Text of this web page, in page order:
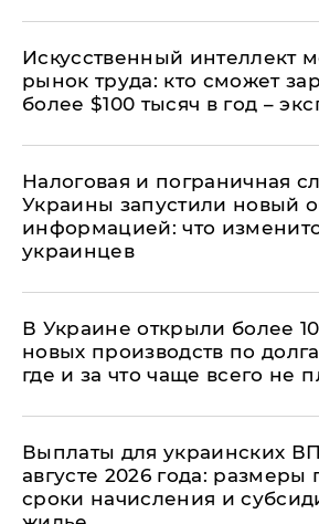
Искусственный интеллект
рынок труда: кто сможет
более $100 тысяч в год –
Налоговая и пограничная
Украины запустили новый
информацией: что
украинцев
В Украине открыли более
новых производств по
где и за что чаще всего не
Выплаты для украинских
августе 2026 года:
сроки начисления и